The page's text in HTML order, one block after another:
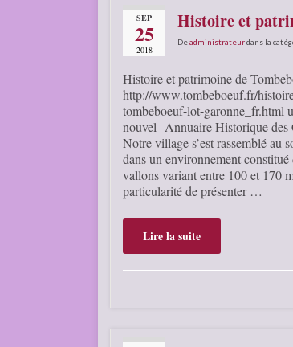
SEP
25
2018
Histoire et
Deadministrateurdans la
Histoire et patrimoine de
http://www.tombeboeuf.fr/
tombeboeuf-lot-garonne_fr.html
nouvel Annuaire Historique des
Notre village s’est rassemblé au
dans un environnement constitué
vallons variant entre 100 et 170
particularité de présenter …
Lire la suite